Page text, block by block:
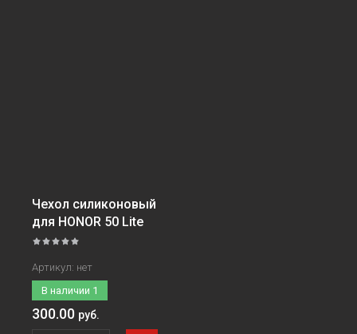
Чехол силиконовый
для HONOR 50 Lite
Артикул: нет
В наличии 1
300.00 руб.